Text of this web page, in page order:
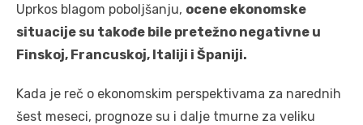
Uprkos blagom poboljšanju, ocene ekonomske
situacije su takođe bile pretežno negativne u
Finskoj, Francuskoj, Italiji i Španiji.
Kada je reč o ekonomskim perspektivama za narednih
šest meseci, prognoze su i dalje tmurne za veliku